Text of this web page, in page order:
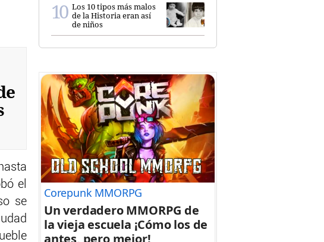
el
se
Los 10 tipos más malos
de la Historia eran así
de niños
Corepunk MMORPG
Un verdadero MMORPG de
la vieja escuela ¡Cómo los de
antes, pero mejor!